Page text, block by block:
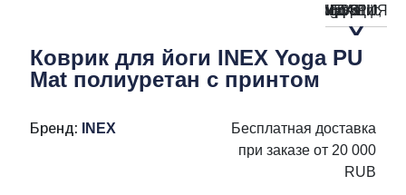
Коврик для йоги INEX Yoga PU
Mat полиуретан с принтом
Бренд: INEX
Бесплатная доставка
при заказе от 20 000
RUB